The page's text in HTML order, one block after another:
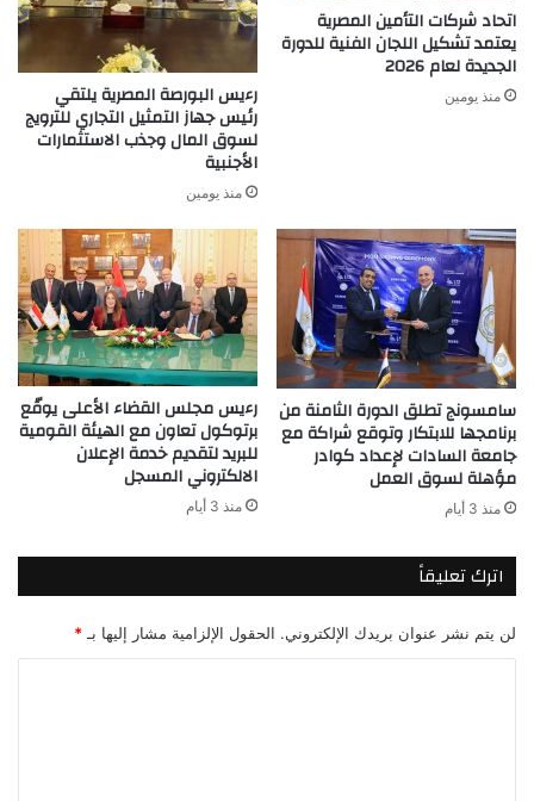
اتحاد شركات التأمين المصرية
يعتمد تشكيل اللجان الفنية للدورة
الجديدة لعام 2026
منذ يومين رءيس البورصة المصرية يلتقي
رئيس جهاز التمثيل التجاري للترويج
لسوق المال وجذب الاستثمارات
الأجنبية
منذ يومين
سامسونج تطلق الدورة الثامنة من
برنامجها للابتكار وتوقع شراكة مع
جامعة السادات لإعداد كوادر
مؤهلة لسوق العمل
منذ 3 أيام
رءيس مجلس القضاء الأعلى يوقّع
برتوكول تعاون مع الهيئة القومية
للبريد لتقديم خدمة الإعلان
الالكتروني المسجل
منذ 3 أيام
اترك تعليقاً
لن يتم نشر عنوان بريدك الإلكتروني. الحقول الإلزامية مشار إليها بـ *